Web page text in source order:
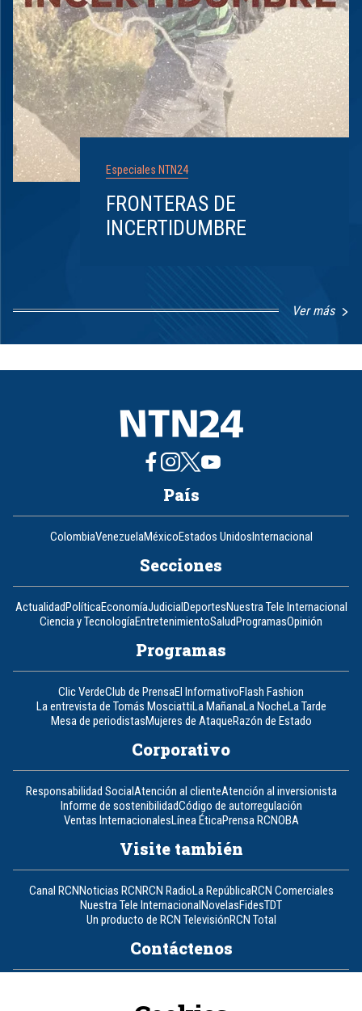
Especiales NTN24
FRONTERAS DE
INCERTIDUMBRE
Ver más
8
País
ColombiaVenezuelaMéxicoEstados UnidosInternacional
Secciones
ActualidadPolíticaEconomíaJudicialDeportesNuestra Tele Internacional
Ciencia y TecnologíaEntretenimientoSaludProgramasOpinión
Programas
Clic VerdeClub de PrensaEl InformativoFlash Fashion
La entrevista de Tomás MosciattiLa MañanaLa NocheLa Tarde
Mesa de periodistasMujeres de AtaqueRazón de Estado
Corporativo
Responsabilidad SocialAtención al clienteAtención al inversionista
Informe de sostenibilidadCódigo de autorregulación
Ventas InternacionalesLínea ÉticaPrensa RCNOBA
Visite también
Canal RCNNoticias RCNRCN RadioLa RepúblicaRCN Comerciales
Nuestra Tele InternacionalNovelasFidesTDT
Un producto de RCN TelevisiónRCN Total
Contáctenos